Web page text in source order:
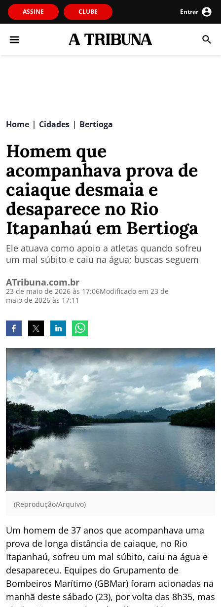
ASSINE CLUBE Entrar
Home | Cidades | Bertioga
Homem que
acompanhava prova de
caiaque desmaia e
desaparece no Rio
Itapanhaú em Bertioga
Ele atuava como apoio a atletas quando sofreu
um mal súbito e caiu na água; buscas seguem
ATribuna.com.br
23 de maio de 2026 às 17:06Modificado em 23 de
maio de 2026 às 17:11
(Reprodução/Arquivo)
Um homem de 37 anos que acompanhava uma
prova de longa distância de caiaque, no Rio
Itapanhaú, sofreu um mal súbito, caiu na água e
desapareceu. Equipes do Grupamento de
Bombeiros Marítimo (GBMar) foram acionadas na
manhã deste sábado (23), por volta das 8h35, mas